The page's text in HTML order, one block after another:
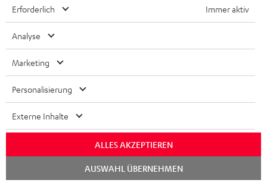
e
m
8 Wochen Rückgaberecht
Kostenloser Rückversand
9 Teufel Stores
Mehr als 45 Jahre Erfahrung
Erforderlich Immer aktiv
Analyse
Marketing
Personalisierung
Externe Inhalte
ALLES AKZEPTIEREN
AUSWAHL ÜBERNEHMEN